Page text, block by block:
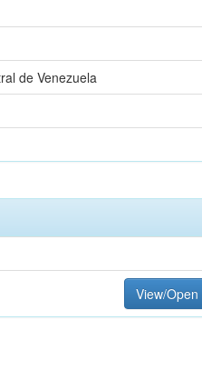
de Venezuela
View/Open